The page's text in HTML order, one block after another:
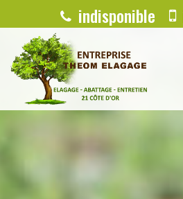
indisponible